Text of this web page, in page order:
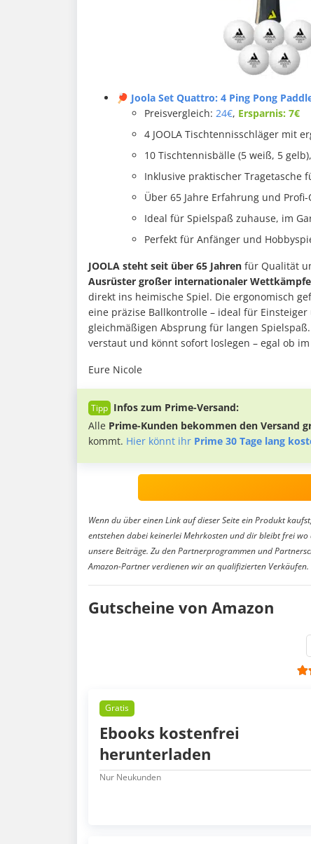
🏓 Joola Set Quattro: 4 Ping Pong
Preisvergleich: 24€, Ersparnis: 7€
4 JOOLA Tischtennisschläger mit
10 Tischtennisbälle (5 weiß, 5
Inklusive praktischer Tragetasche
Über 65 Jahre Erfahrung und Profi-
Ideal für Spielspaß zuhause, im
Perfekt für Anfänger und
JOOLA steht seit über 65 Jahren für Qualität
Ausrüster großer internationaler Wettkämpfe
direkt ins heimische Spiel. Die ergonomisch
eine präzise Ballkontrolle – ideal für
gleichmäßigen Absprung für langen
verstaut und könnt sofort loslegen – egal ob
Eure Nicole
Infos zum Prime-Versand:
Alle Prime-Kunden bekommen den Versand
kommt. Hier könnt ihr Prime 30 Tage lang
Wenn du über einen Link auf dieser Seite ein Produkt
entstehen dabei keinerlei Mehrkosten und dir bleibt frei
unsere Beiträge. Zu den Partnerprogrammen und
Amazon-Partner verdienen wir an qualifizierten Verkäufen.
Gutscheine von Amazon
Gratis
Ebooks kostenfrei
herunterladen
Nur Neukunden